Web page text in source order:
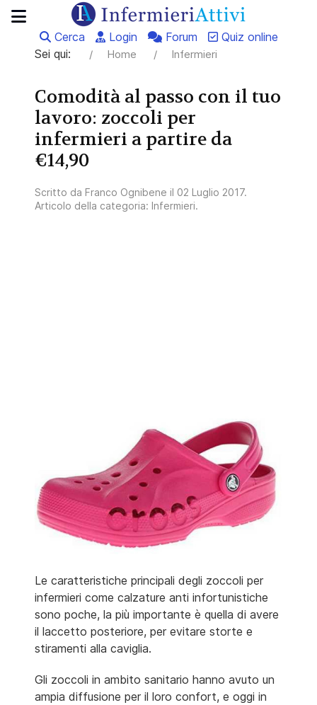
Cerca Login Forum
Quiz online
Sei qui:
Home Infermieri
Comodità al passo con il tuo
lavoro: zoccoli per
infermieri a partire da
€14,90
Scritto da Franco Ognibene il 02 Luglio 2017.
Articolo della categoria: Infermieri.
Le caratteristiche principali degli zoccoli per
infermieri come calzature anti infortunistiche
sono poche, la più importante è quella di avere
il laccetto posteriore, per evitare storte e
stiramenti alla caviglia.
Gli zoccoli in ambito sanitario hanno avuto un
ampia diffusione per il loro confort, e oggi in